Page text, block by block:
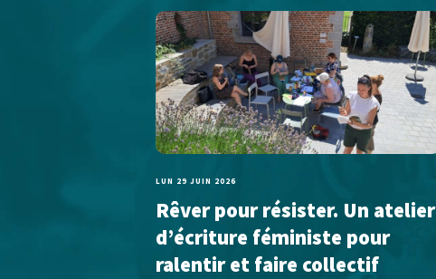
LUN 29 JUIN 2026
Rêver pour résister. Un atelier
d’écriture féministe pour
ralentir et faire collectif